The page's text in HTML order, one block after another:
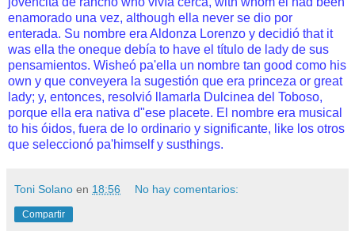
enamorado una vez, although ella never se dio por
enterada. Su nombre era Aldonza Lorenzo y decidió that it
was ella the oneque debía to have el título de lady de sus
pensamientos. Wisheó pa'ella un nombre tan good como his
own y que conveyera la sugestión que era princeza or great
lady; y, entonces, resolvió llamarla Dulcinea del Toboso,
porque ella era nativa d"ese placete. El nombre era musical
to his óidos, fuera de lo ordinario y significante, like los otros
que seleccionó pa'himself y susthings.
Toni Solano en 18:56 No hay comentarios:
Compartir